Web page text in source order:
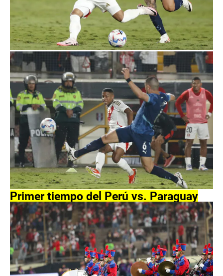
Primer tiempo del Perú vs. Paraguay